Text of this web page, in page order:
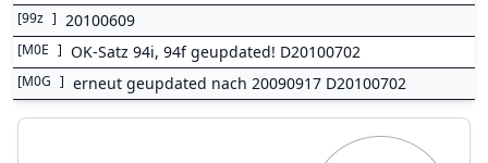
[99z ] 20100609
[M0E ] OK-Satz 94i, 94f geupdated! D20100702
[M0G ] erneut geupdated nach 20090917 D20100702